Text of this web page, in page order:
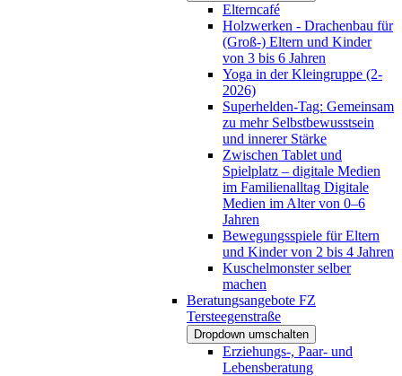
Elterncafé
Holzwerken - Drachenbau für
(Groß-) Eltern und Kinder
von 3 bis 6 Jahren
Yoga in der Kleingruppe (2-
2026)
Superhelden-Tag: Gemeinsam
zu mehr Selbstbewusstsein
und innerer Stärke
Zwischen Tablet und
Spielplatz – digitale Medien
im Familienalltag Digitale
Medien im Alter von 0–6
Jahren
Bewegungsspiele für Eltern
und Kinder von 2 bis 4 Jahren
Kuschelmonster selber
machen
Beratungsangebote FZ
Tersteegenstraße
Dropdown umschalten
Erziehungs-, Paar- und
Lebensberatung